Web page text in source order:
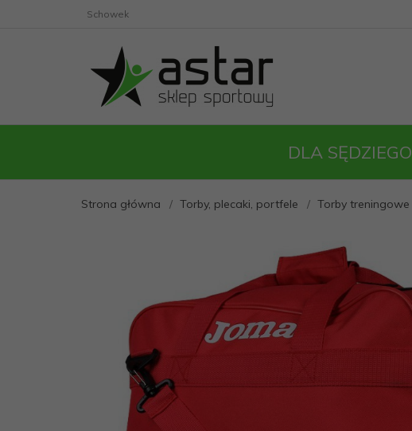
Schowek
DLA SĘDZIEGO
Strona główna Torby, plecaki, portfele Torby treningowe